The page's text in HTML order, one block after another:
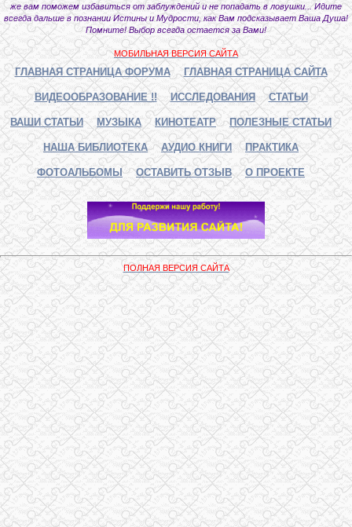
же вам поможем избавиться от заблуждений и не попадать в ловушки... Идите
всегда дальше в познании Истины и Мудрости, как Вам подсказывает Ваша Душа!
Помните! Выбор всегда остается за Вами!
МОБИЛЬНАЯ ВЕРСИЯ САЙТА
ГЛАВНАЯ СТРАНИЦА ФОРУМА ГЛАВНАЯ СТРАНИЦА САЙТА
ВИДЕООБРАЗОВАНИЕ !! ИССЛЕДОВАНИЯ СТАТЬИ
ВАШИ СТАТЬИ МУЗЫКА КИНОТЕАТР ПОЛЕЗНЫЕ СТАТЬИ
НАША БИБЛИОТЕКА АУДИО КНИГИ ПРАКТИКА
ФОТОАЛЬБОМЫ ОСТАВИТЬ ОТЗЫВ О ПРОЕКТЕ
ПОЛНАЯ ВЕРСИЯ САЙТА